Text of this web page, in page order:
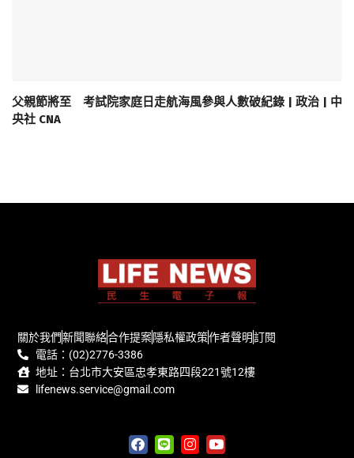
父親節將至 考試院家庭日走航海風參與人數破紀錄 | 政治 | 中
央社 CNA
關於我們新聞聯絡合作提案隱私權政策作者聲明訂閱
電話：(02)2776-3386
地址：台北市大安區忠孝東路四段221號12樓
lifenews.service@gmail.com